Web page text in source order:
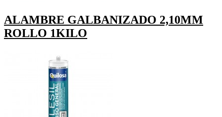
ALAMBRE GALBANIZADO 2,10MM
ROLLO 1KILO